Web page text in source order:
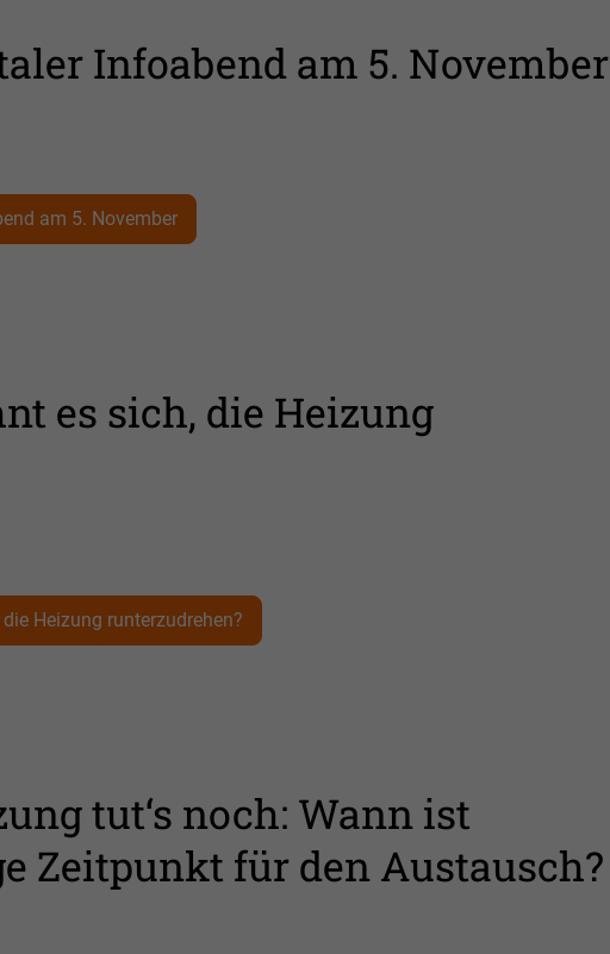
Infoabend am 5. November
am 5. November
es sich, die Heizung
Heizung runterzudrehen?
tut‘s noch: Wann ist
Zeitpunkt für den Austausch?